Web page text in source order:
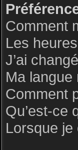
Comment
Les
J’ai
Ma langue
Comment
Qu’est-ce
Lorsque je